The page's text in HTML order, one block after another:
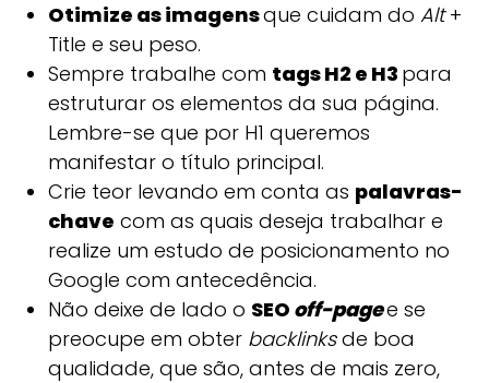
Otimize as imagensque cuidam do Alt+
Title e seu peso.
Sempre trabalhe com tags H2 e H3 para
estruturar os elementos da sua página.
Lembre-se que por H1 queremos
manifestar o título principal.
Crie teor levando em conta as palavras-
chave com as quais deseja trabalhar e
realize um estudo de posicionamento no
Google com antecedência.
Não deixe de lado o SEO off-pagee se
preocupe em obter backlinksde boa
qualidade, que são, antes de mais zero,